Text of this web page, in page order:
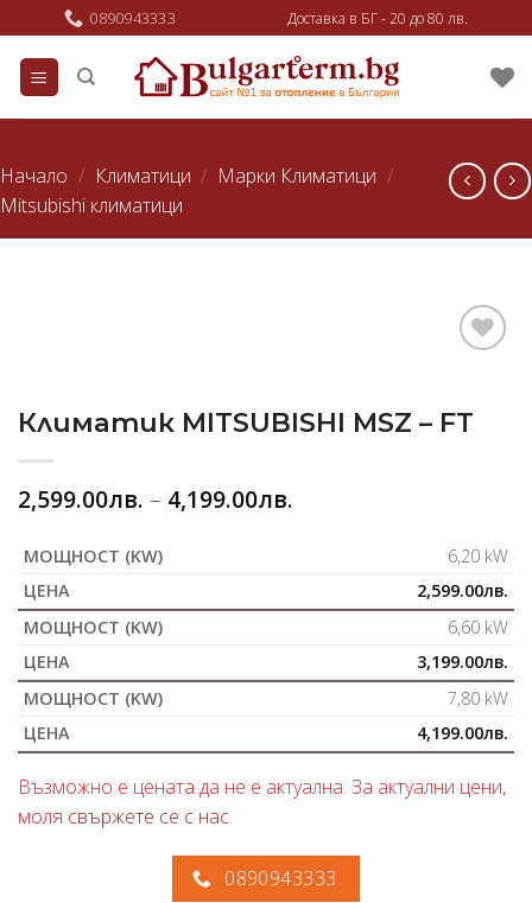
to
content
0890943333 Доставка в БГ - 20 до 80 лв.
Начало / Климатици / Марки Климатици /
Mitsubishi климатици
любими
Климатик MITSUBISHI MSZ – FT
2,599.00лв. – 4,199.00лв.
6,20 kW
2,599.00лв.
6,60 kW
3,199.00лв.
7,80 kW
4,199.00лв.
Възможно е цената да не е актуална. За актуални цени,
моля свържете се с нас.
0890943333